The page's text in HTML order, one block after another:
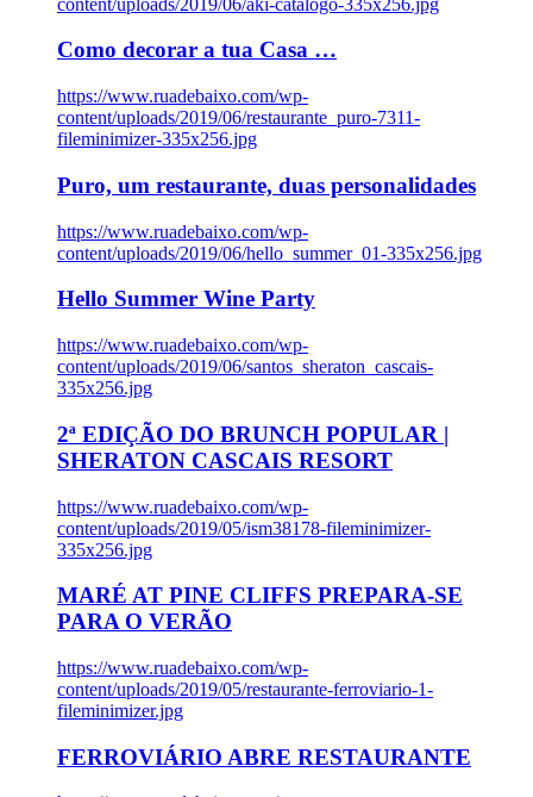
Como decorar a tua Casa …
https://www.ruadebaixo.com/wp-
content/uploads/2019/06/restaurante_puro-7311-
fileminimizer-335x256.jpg
Puro, um restaurante, duas personalidades
https://www.ruadebaixo.com/wp-
content/uploads/2019/06/hello_summer_01-335x256.jpg
Hello Summer Wine Party
https://www.ruadebaixo.com/wp-
content/uploads/2019/06/santos_sheraton_cascais-
335x256.jpg
2ª EDIÇÃO DO BRUNCH POPULAR |
SHERATON CASCAIS RESORT
https://www.ruadebaixo.com/wp-
content/uploads/2019/05/ism38178-fileminimizer-
335x256.jpg
MARÉ AT PINE CLIFFS PREPARA-SE
PARA O VERÃO
https://www.ruadebaixo.com/wp-
content/uploads/2019/05/restaurante-ferroviario-1-
fileminimizer.jpg
FERROVIÁRIO ABRE RESTAURANTE